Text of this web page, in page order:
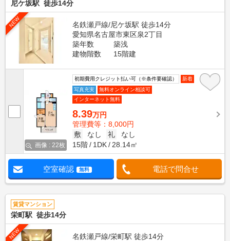
尼ケ坂駅 徒歩14分
NEW
名鉄瀬戸線/尼ケ坂駅 徒歩14分
愛知県名古屋市東区泉2丁目
築年数
築浅
建物階数
15階建
画像 : 22枚
初期費用クレジット払い可（※条件要確認）
新着
写真充実
無料オンライン相談可
インターネット無料
8.39万円
管理費等：8,000円
敷
なし 礼
なし
15階
1DK 28.14㎡
空室確認 無料 電話で問合せ
賃貸マンション
栄町駅 徒歩14分
NEW
名鉄瀬戸線/栄町駅 徒歩14分